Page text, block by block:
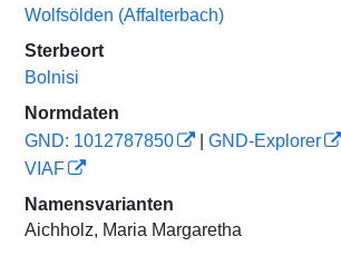
Wolfsölden (Affalterbach)
Sterbeort
Bolnisi
Normdaten
GND: 1012787850
GND-Explorer
VIAF
Namensvarianten
Aichholz, Maria Margaretha